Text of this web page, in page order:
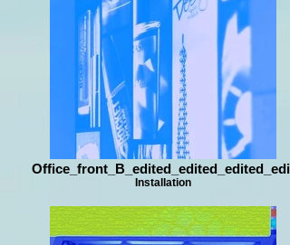
Office_front_B_edited_edited_edited_edit
Installation